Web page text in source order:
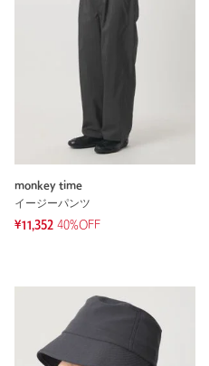
monkey time
イージーパンツ
¥11,352 40%OFF